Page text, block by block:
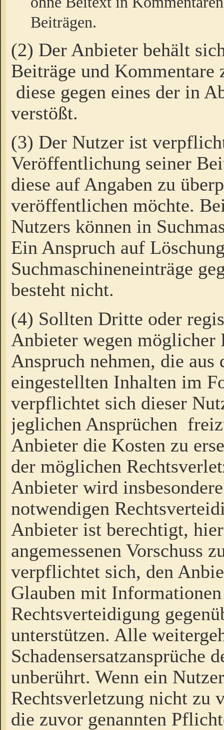
Beiträgen.
(2) Der Anbieter behält
Beiträge und Kommentare
diese gegen eines der in
verstößt.
(3) Der Nutzer ist
Veröffentlichung seiner
diese auf Angaben zu
veröffentlichen möchte.
Nutzers können in
Ein Anspruch auf
Suchmaschineneinträge
besteht nicht.
(4) Sollten Dritte oder
Anbieter wegen möglicher
Anspruch nehmen, die
eingestellten Inhalten im
verpflichtet sich dieser
jeglichen Ansprüchen
Anbieter die Kosten zu
der möglichen
Anbieter wird
notwendigen
Anbieter ist berechtigt,
angemessenen Vorschuss
verpflichtet sich, den
Glauben mit
Rechtsverteidigung
unterstützen. Alle
Schadensersatzansprüche
unberührt. Wenn ein
Rechtsverletzung nicht zu
die zuvor genannten